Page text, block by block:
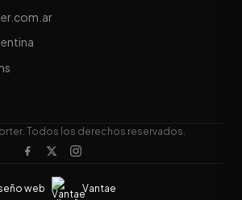
Todos los derechos reservados.
web Vantae